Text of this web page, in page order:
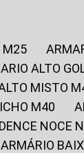
M25
ALTO
ALTO MISTO
M40
NOCE
ARMÁRIO